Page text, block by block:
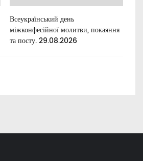
Всеукраїнський день
міжконфесійної молитви, покаяння
та посту. 29.08.2026